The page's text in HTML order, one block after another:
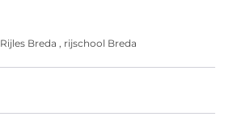
Rijles Breda , rijschool Breda